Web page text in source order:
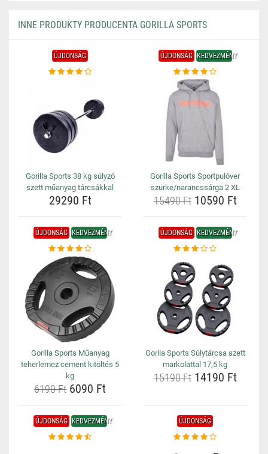
INNE PRODUKTY PRODUCENTA GORILLA SPORTS
ÚJDONSÁG
Gorilla Sports 38 kg súlyzó
szett műanyag tárcsákkal
29290 Ft
ÚJDONSÁG KEDVEZMÉNY
Gorilla Sports Sportpulóver
szürke/narancssárga 2 XL
15490 Ft10590 Ft
ÚJDONSÁG KEDVEZMÉNY
Gorilla Sports Műanyag
teherlemez cement kitöltés 5
kg
6190 Ft 6090 Ft
ÚJDONSÁG KEDVEZMÉNY
Gorlla Sports Súlytárcsa szett
markolattal 17,5 kg
15190 Ft14190 Ft
ÚJDONSÁG KEDVEZMÉNY ÚJDONSÁG